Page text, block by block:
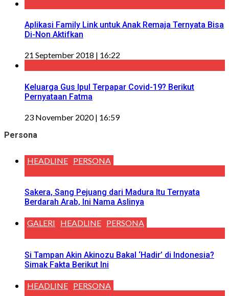
Aplikasi Family Link untuk Anak Remaja Ternyata Bisa
Di-Non Aktifkan
21 September 2018 | 16:22
Keluarga Gus Ipul Terpapar Covid-19? Berikut
Pernyataan Fatma
23 November 2020 | 16:59
Persona
HEADLINE PERSONA
Sakera, Sang Pejuang dari Madura Itu Ternyata
Berdarah Arab, Ini Nama Aslinya
GALERI HEADLINE PERSONA
Si Tampan Akin Akinozu Bakal ‘Hadir’ di Indonesia?
Simak Fakta Berikut Ini
HEADLINE PERSONA